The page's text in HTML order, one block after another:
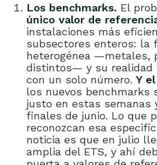
Los benchmarks. El
único valor de
instalaciones más
subsectores enteros: la
heterogénea —metales,
distintos— y su realidad
con un solo número. Y
los nuevos benchmarks
justo en estas semanas
finales de junio. Lo que
reconozcan esa
noticia es que en julio
amplia del ETS, y ahí